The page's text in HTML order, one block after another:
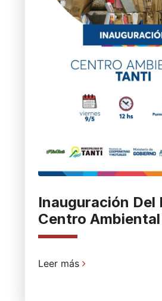
Inauguración Del
Centro
Leer más